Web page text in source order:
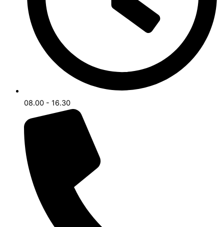
08.00 - 16.30